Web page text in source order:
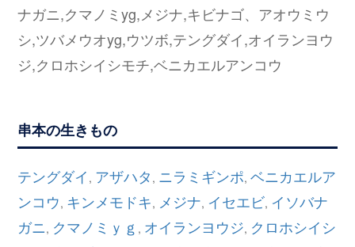
ナガニ,クマノミyg,メジナ,キビナゴ、アオウミウ
シ,ツバメウオyg,ウツボ,テングダイ,オイランヨウ
ジ,クロホシイシモチ,ベニカエルアンコウ
串本の生きもの
テングダイ , アザハタ , ニラミギンポ,ベニカエルア
ンコウ, キンメモドキ, メジナ, イセエビ, イソバナ
ガニ, クマノミｙｇ , オイランヨウジ, クロホシイシ